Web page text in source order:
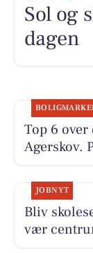
Sol og
dagen
Top 6
Agerskov.
JOBNYT
Bliv
vær